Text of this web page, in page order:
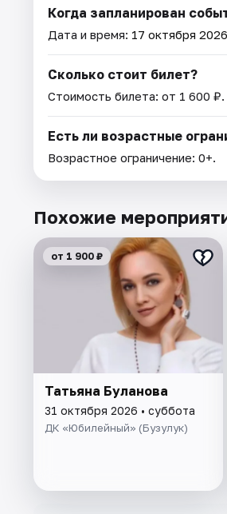
Когда запланирован
Дата и время: 17 октября 2026
Сколько стоит билет?
Стоимость билета: от 1 600 ₽.
Есть ли возрастные
Возрастное ограничение: 0+.
Похожие
от 1 900 ₽
Татьяна Буланова
31 октября 2026 • суббота
ДК «Юбилейный» (Бузулук)